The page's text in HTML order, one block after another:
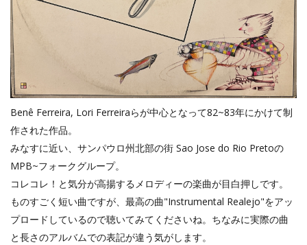
Benê Ferreira, Lori Ferreiraらが中心となって82~83年にかけて制
作された作品。
みなすに近い、サンパウロ州北部の街 Sao Jose do Rio Pretoの
MPB~フォークグループ。
コレコレ！と気分が高揚するメロディーの楽曲が目白押しです。
ものすごく短い曲ですが、最高の曲"Instrumental Realejo"をアッ
プロードしているので聴いてみてくださいね。ちなみに実際の曲
と長さのアルバムでの表記が違う気がします。